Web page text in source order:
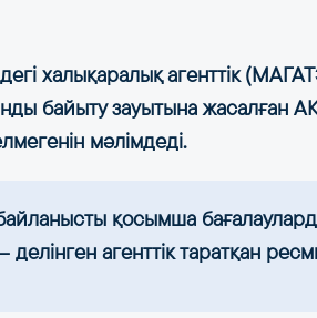
халықаралық агенттік
байыту зауытына жасалған
мәлімдеді.
қосымша
агенттік таратқан